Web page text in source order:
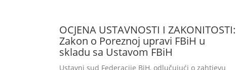
OCJENA USTAVNOSTI I ZAKONITOSTI:
Zakon o Poreznoj upravi FBiH u
skladu sa Ustavom FBiH
Ustavni sud Federacije BiH, odlučujući o zahtjevu